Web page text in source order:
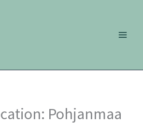
Pohjanmaa